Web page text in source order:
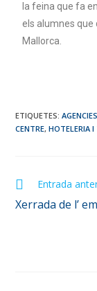
la feina que fa
els alumnes que
Mallorca.
ETIQUETES:
CENTRE, HOTELERIA
Entrada
Xerrada de l’